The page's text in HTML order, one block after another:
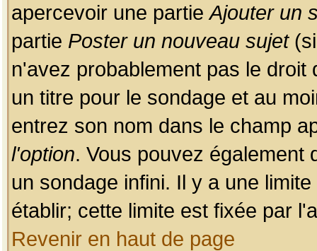
apercevoir une partieAjouter un
partie Poster un nouveau sujet(si
n'avez probablement pas le
un titre pour le sondage et au
entrez son nom dans le champ
l'option. Vous pouvez également
un sondage infini. Il y a une
établir; cette limite est fixée par
Revenir en haut de page